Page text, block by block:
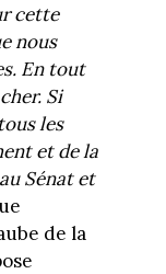
cette
nous
En tout
Si
les
et de la
Sénat et
de la